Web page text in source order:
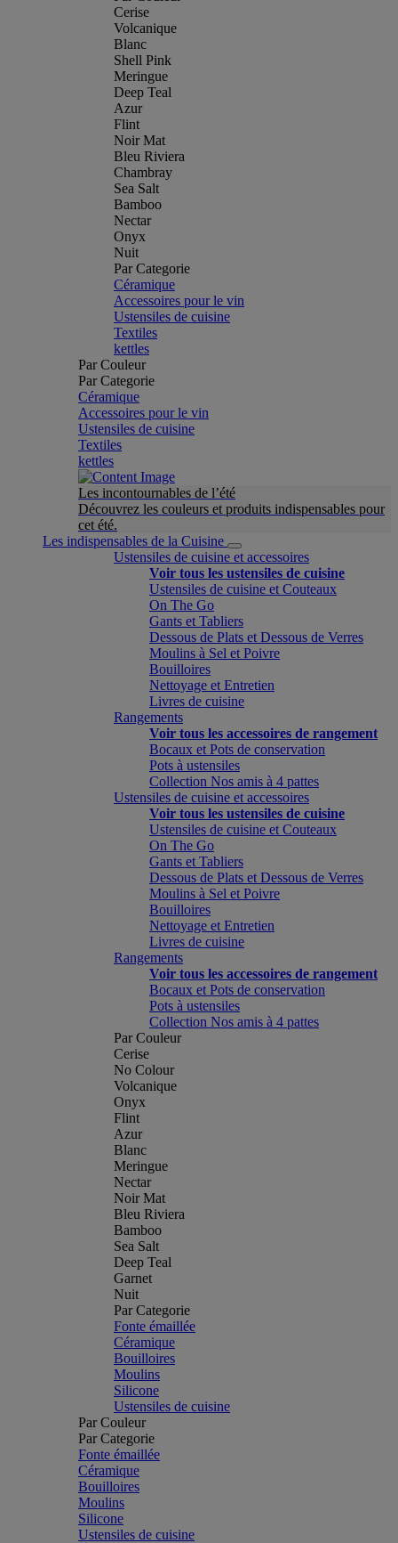
Cerise
Volcanique
Blanc
Shell Pink
Meringue
Deep Teal
Azur
Flint
Noir Mat
Bleu Riviera
Chambray
Sea Salt
Bamboo
Nectar
Onyx
Nuit
Par Categorie
Céramique
Accessoires pour le vin
Ustensiles de cuisine
Textiles
kettles
Par Couleur
Par Categorie
Céramique
Accessoires pour le vin
Ustensiles de cuisine
Textiles
kettles
Les incontournables de l’été
Découvrez les couleurs et produits indispensables pour
cet été.
Les indispensables de la Cuisine
Ustensiles de cuisine et accessoires
Voir tous les ustensiles de cuisine
Ustensiles de cuisine et Couteaux
On The Go
Gants et Tabliers
Dessous de Plats et Dessous de Verres
Moulins à Sel et Poivre
Bouilloires
Nettoyage et Entretien
Livres de cuisine
Rangements
Voir tous les accessoires de rangement
Bocaux et Pots de conservation
Pots à ustensiles
Collection Nos amis à 4 pattes
Ustensiles de cuisine et accessoires
Voir tous les ustensiles de cuisine
Ustensiles de cuisine et Couteaux
On The Go
Gants et Tabliers
Dessous de Plats et Dessous de Verres
Moulins à Sel et Poivre
Bouilloires
Nettoyage et Entretien
Livres de cuisine
Rangements
Voir tous les accessoires de rangement
Bocaux et Pots de conservation
Pots à ustensiles
Collection Nos amis à 4 pattes
Par Couleur
Cerise
No Colour
Volcanique
Onyx
Flint
Azur
Blanc
Meringue
Nectar
Noir Mat
Bleu Riviera
Bamboo
Sea Salt
Deep Teal
Garnet
Nuit
Par Categorie
Fonte émaillée
Céramique
Bouilloires
Moulins
Silicone
Ustensiles de cuisine
Par Couleur
Par Categorie
Fonte émaillée
Céramique
Bouilloires
Moulins
Silicone
Ustensiles de cuisine